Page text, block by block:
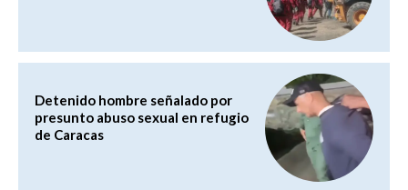
Detenido hombre señalado por
presunto abuso sexual en refugio
de Caracas